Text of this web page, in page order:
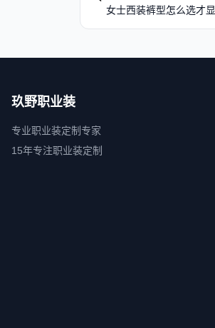
女士西装裤型怎么选才显
玖野职业装
专业职业装定制专家
15年专注职业装定制